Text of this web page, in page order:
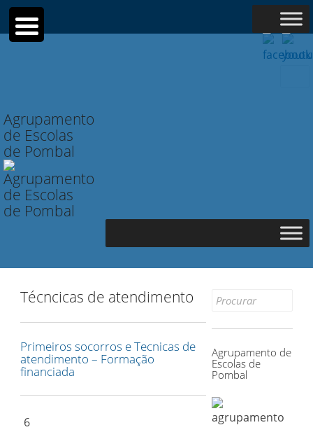
Agrupamento
de Escolas
de Pombal
Técncicas de atendimento
Primeiros socorros e Tecnicas de
atendimento – Formação
financiada
6
Search
Agrupamento de
Escolas de
Pombal